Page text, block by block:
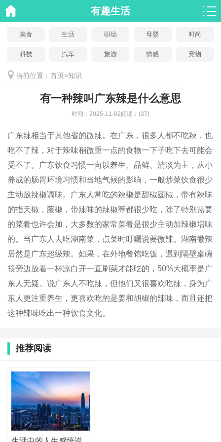
有趣生活
美食 生活 职场 母婴 时尚
科技 汽车 旅游 情感 宠物
当前位置： 首页>知识
有一种辣叫广东辣是什么意思
时间： 2025-11-02阅读： (37)
广东辣相当于其他省的微辣。在广东，很多人都不吃辣，也
吃不了辣，对于辣味稍微重一点的食物一下子吃下去可能会
受不了。广东饮食习惯一向以养生、品鲜、清淡为主，从小
养成的肠胃环境习惯和当地气候的影响，一般炒菜饮食很少
主动放辣椒调味。广东人常吃的辣椒是甜椒圆椒，带有辣味
的指天椒，藤椒，带辣味的辣椒等都很少吃，除了特别需要
的菜肴也许会加，大多数的家常菜肴是很少主动加辣椒增味
的。当广东人去吃湖南菜，点菜时叮嘱说要微辣。湖南微辣
居然是广东超级辣。如果，在外地餐馆吃饭，遇到隔壁桌碗
筷旁边放着一杯凉白开一直刷菜才能吃的，50%大概率是广
东人无疑。说广东人不吃辣，但他们又很喜欢吃辣，身为广
东人更注重养生，更喜欢吃的是姜和胡椒的辣味，而且还把
这种辣味吃出一种饮食文化。
推荐阅读